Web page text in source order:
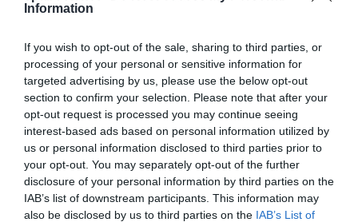
Information
If you wish to opt-out of the sale, sharing to third parties, or
processing of your personal or sensitive information for
targeted advertising by us, please use the below opt-out
section to confirm your selection. Please note that after your
opt-out request is processed you may continue seeing
interest-based ads based on personal information utilized by
us or personal information disclosed to third parties prior to
your opt-out. You may separately opt-out of the further
disclosure of your personal information by third parties on the
IAB’s list of downstream participants. This information may
also be disclosed by us to third parties on the IAB’s List of
hogyan kerül képbe a turizmus?
OLVASS TOVÁBB